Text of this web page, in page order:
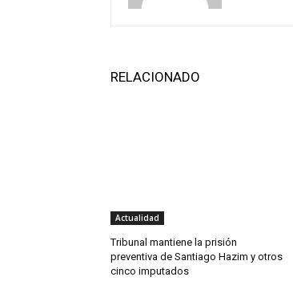
RELACIONADO
Actualidad
Tribunal mantiene la prisión
preventiva de Santiago Hazim y otros
cinco imputados